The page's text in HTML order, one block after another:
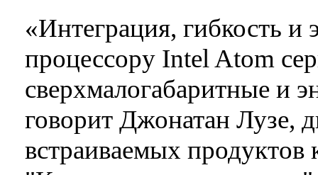
«Интеграция, гибкость
процессору Intel Atom
сверхмалогабаритные и
говорит Джонатан Лузе,
встраиваемых